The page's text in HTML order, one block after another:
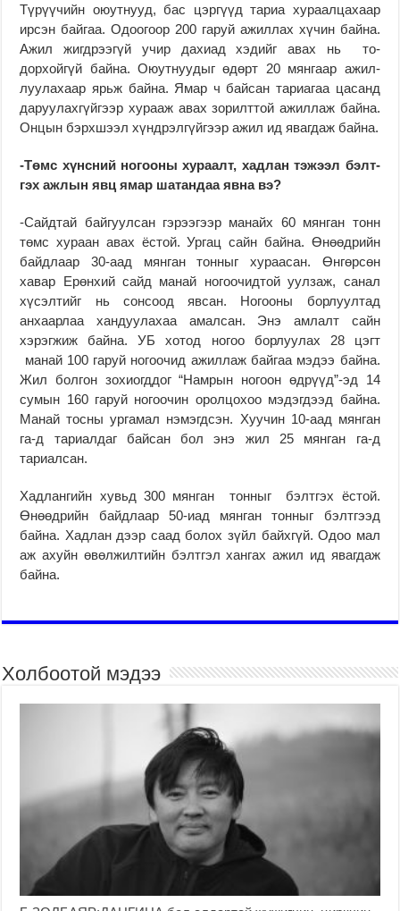
Түрүүчийн оюутнууд, бас цэргүүд тариа хураалцахаар
ирсэн байгаа. Одоогоор 200 гаруй ажиллах хүчин байна.
Ажил жигдрээгүй учир дахиад хэдийг авах нь то­
дорхойгүй байна. Оюут­нуудыг өдөрт 20 мянгаар ажил­
луулахаар ярьж байна. Ямар ч байсан тариагаа ца­санд
даруулахгүйгээр ху­рааж авах зорилттой ажил­лаж байна.
Онцын бэрхшээл хүндрэлгүйгээр ажил ид явагдаж байна.
-Төмс хүнсний ногооны хураалт, хадлан тэжээл бэлт­
гэх ажлын явц ямар ша­тандаа явна вэ?
-Сайдтай байгуулсан гэрээгээр манайх 60 мянган тонн
төмс хураан авах ёстой. Ургац сайн байна. Өнөөдрийн
байдлаар 30-аад мянган тонныг хураасан. Өнгөрсөн
хавар Ерөнхий сайд манай ногоочидтой уулзаж, санал
хүсэлтийг нь сонсоод явсан. Ногооны борлуултад
анхаарлаа хандуулахаа амалсан. Энэ амлалт сайн
хэрэгжиж байна. УБ хотод ногоо борлуулах 28 цэгт
манай 100 гаруй ногоочид ажиллаж байгаа мэдээ байна.
Жил болгон зохиогддог “Намрын ногоон өдрүүд”-эд 14
сумын 160 гаруй ногоочин оролцохоо мэдэгдээд байна.
Манай тосны ургамал нэ­мэгдсэн. Хуучин 10-аад мянган
га-д тариалдаг байсан бол энэ жил 25 мянган га-д
тариалсан.
Хадлангийн хувьд 300 мянган тонныг бэлтгэх ёс­той.
Өнөөдрийн байдлаар 50-иад мянган тонныг бэлт­гээд
байна. Хадлан дээр саад болох зүйл байх­гүй. Одоо мал
аж ахуйн өвөл­жилтийн бэлтгэл хангах ажил ид явагдаж
байна.
Холбоотой мэдээ